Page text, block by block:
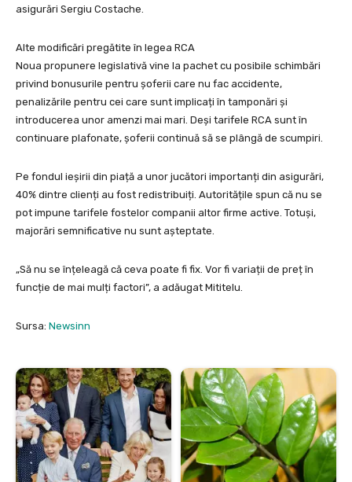
asigurări Sergiu Costache.
Alte modificări pregătite în legea RCA
Noua propunere legislativă vine la pachet cu posibile schimbări
privind bonusurile pentru șoferii care nu fac accidente,
penalizările pentru cei care sunt implicați în tamponări și
introducerea unor amenzi mai mari. Deși tarifele RCA sunt în
continuare plafonate, șoferii continuă să se plângă de scumpiri.
Pe fondul ieșirii din piață a unor jucători importanți din asigurări,
40% dintre clienți au fost redistribuiți. Autoritățile spun că nu se
pot impune tarifele fostelor companii altor firme active. Totuși,
majorări semnificative nu sunt așteptate.
„Să nu se înțeleagă că ceva poate fi fix. Vor fi variații de preț în
funcție de mai mulți factori”, a adăugat Mititelu.
Sursa: Newsinn